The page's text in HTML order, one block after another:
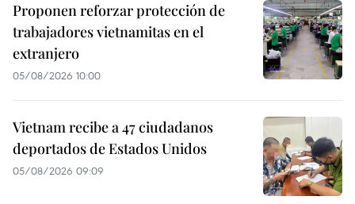
Proponen reforzar protección de
trabajadores vietnamitas en el
extranjero
05/08/2026 10:00
Vietnam recibe a 47 ciudadanos
deportados de Estados Unidos
05/08/2026 09:09